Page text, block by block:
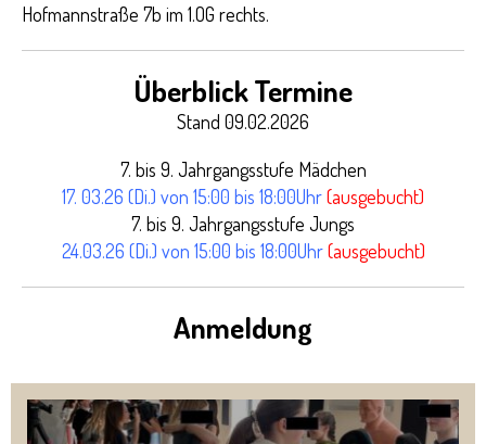
Hofmannstraße 7b im 1.OG rechts.
Überblick Termine
Stand 09.02.2026
7. bis 9. Jahrgangsstufe Mädchen
17. 03.26 (Di.) von 15:00 bis 18:00Uhr(ausgebucht)
7. bis 9. Jahrgangsstufe Jungs
24.03.26 (Di.) von 15:00 bis 18:00Uhr(ausgebucht)
Anmeldung